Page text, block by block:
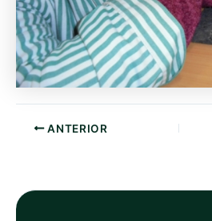
ANTERIOR